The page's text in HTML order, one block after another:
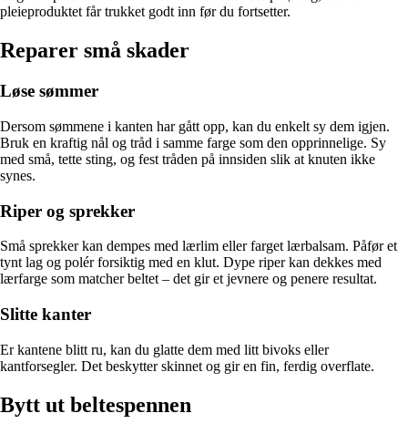
pleieproduktet får trukket godt inn før du fortsetter.
Reparer små skader
Løse sømmer
Dersom sømmene i kanten har gått opp, kan du enkelt sy dem igjen.
Bruk en kraftig nål og tråd i samme farge som den opprinnelige. Sy
med små, tette sting, og fest tråden på innsiden slik at knuten ikke
synes.
Riper og sprekker
Små sprekker kan dempes med lærlim eller farget lærbalsam. Påfør et
tynt lag og polér forsiktig med en klut. Dype riper kan dekkes med
lærfarge som matcher beltet – det gir et jevnere og penere resultat.
Slitte kanter
Er kantene blitt ru, kan du glatte dem med litt bivoks eller
kantforsegler. Det beskytter skinnet og gir en fin, ferdig overflate.
Bytt ut beltespennen